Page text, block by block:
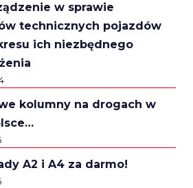
w sprawie
technicznych pojazdów
ich niezbędnego
kolumny na drogach w
A2 i A4 za darmo!